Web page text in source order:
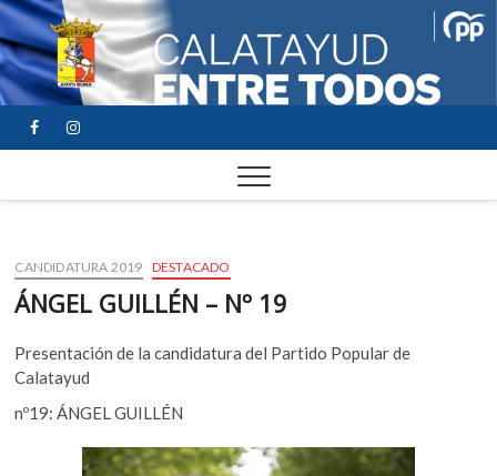
FACEBOOK
YOUTUBE
INSTAGRAM
CANDIDATURA 2019 DESTACADO
ÁNGEL GUILLÉN – Nº 19
Presentación de la candidatura del Partido Popular de
Calatayud
nº19: ÁNGEL GUILLÉN